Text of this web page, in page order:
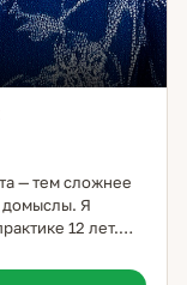
— тем сложнее
домыслы. Я
12 лет.
Таро даёт
жизненные